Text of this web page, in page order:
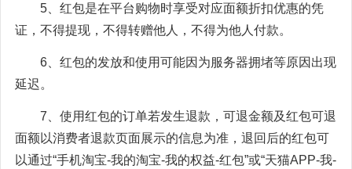
5、红包是在平台购物时享受对应面额折扣优惠的凭
证，不得提现，不得转赠他人，不得为他人付款。
6、红包的发放和使用可能因为服务器拥堵等原因出现
延迟。
7、使用红包的订单若发生退款，可退金额及红包可退
面额以消费者退款页面展示的信息为准，退回后的红包可
以通过“手机淘宝-我的淘宝-我的权益-红包”或“天猫APP-我-